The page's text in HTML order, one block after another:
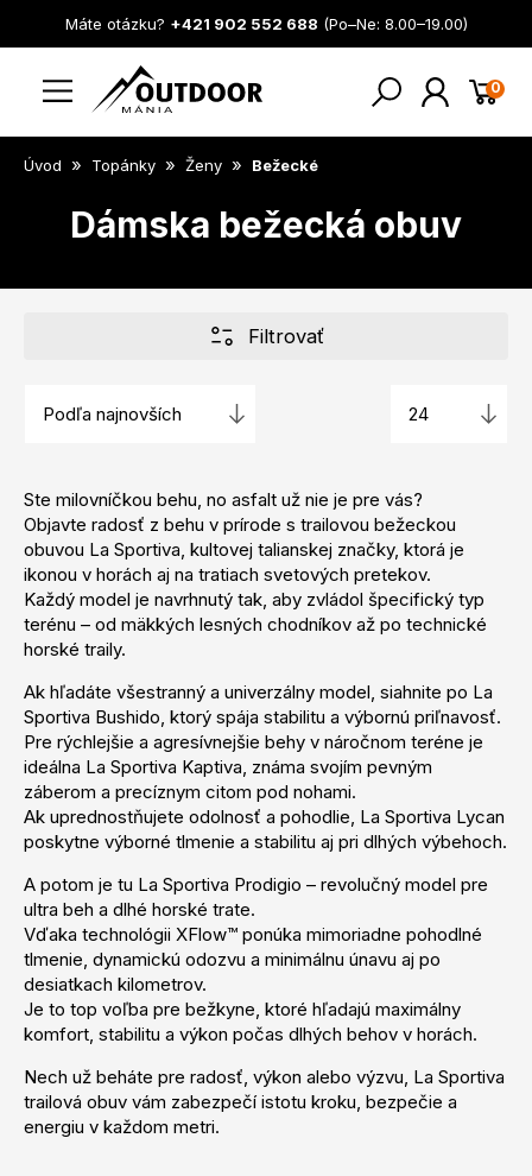
Máte otázku? +421 902 552 688 (Po–Ne: 8.00–19.00)
0
Úvod » Topánky » Ženy » Bežecké
Dámska bežecká obuv
Filtrovať
Ste milovníčkou behu, no asfalt už nie je pre vás?
Objavte radosť z behu v prírode s trailovou bežeckou
obuvou La Sportiva, kultovej talianskej značky, ktorá je
ikonou v horách aj na tratiach svetových pretekov.
Každý model je navrhnutý tak, aby zvládol špecifický typ
terénu – od mäkkých lesných chodníkov až po technické
horské traily.
Ak hľadáte všestranný a univerzálny model, siahnite po La
Sportiva Bushido, ktorý spája stabilitu a výbornú priľnavosť.
Pre rýchlejšie a agresívnejšie behy v náročnom teréne je
ideálna La Sportiva Kaptiva, známa svojím pevným
záberom a precíznym citom pod nohami.
Ak uprednostňujete odolnosť a pohodlie, La Sportiva Lycan
poskytne výborné tlmenie a stabilitu aj pri dlhých výbehoch.
A potom je tu La Sportiva Prodigio – revolučný model pre
ultra beh a dlhé horské trate.
Vďaka technológii XFlow™ ponúka mimoriadne pohodlné
tlmenie, dynamickú odozvu a minimálnu únavu aj po
desiatkach kilometrov.
Je to top voľba pre bežkyne, ktoré hľadajú maximálny
komfort, stabilitu a výkon počas dlhých behov v horách.
Nech už beháte pre radosť, výkon alebo výzvu, La Sportiva
trailová obuv vám zabezpečí istotu kroku, bezpečie a
energiu v každom metri.